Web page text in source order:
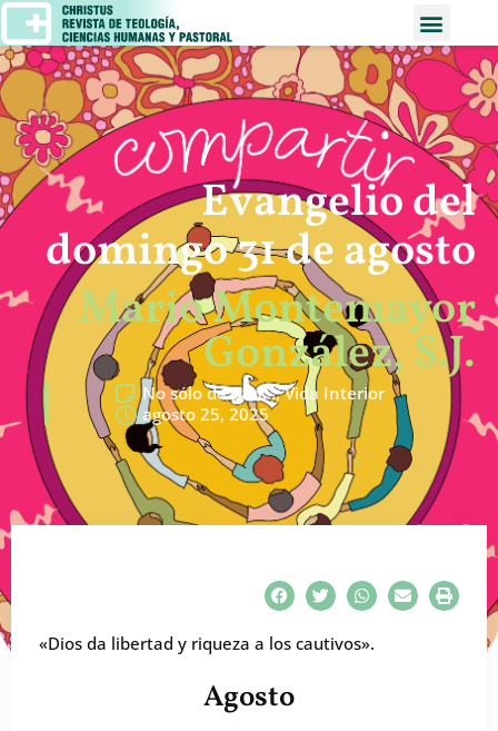
Evangelio del
domingo 31 de agosto
Mario Montemayor
González, S.J.
No sólo de pan…,Vida Interior
agosto 25, 2025
«Dios da libertad y riqueza a los cautivos».
Agosto